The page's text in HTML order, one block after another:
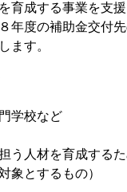
育成する事業を支援
年度の補助金交付
ます。
学校など
う人材を育成する
象とするもの）